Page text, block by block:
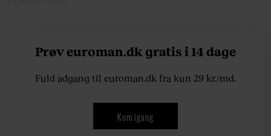
Prøv euroman.dk gratis i 14 dage
Fuld adgang til euroman.dk fra kun 29 kr./md.
Kom igang